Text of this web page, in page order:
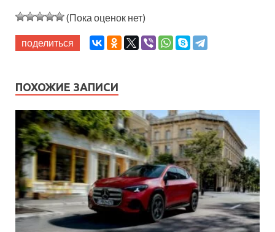
(Пока оценок нет)
поделиться
ПОХОЖИЕ ЗАПИСИ